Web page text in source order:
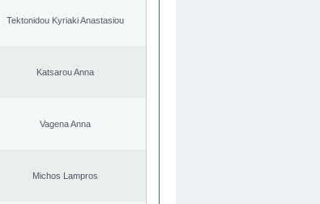
Tektonidou Kyriaki Anastasiou
Katsarou Anna
Vagena Anna
Michos Lampros